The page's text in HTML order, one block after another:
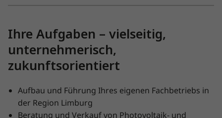
Ihre Aufgaben – vielseitig,
unternehmerisch,
zukunftsorientiert
Aufbau und Führung Ihres eigenen Fachbetriebs in
der Region Limburg